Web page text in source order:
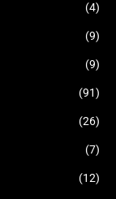
(4)
(9)
(9)
(91)
(26)
(7)
(12)